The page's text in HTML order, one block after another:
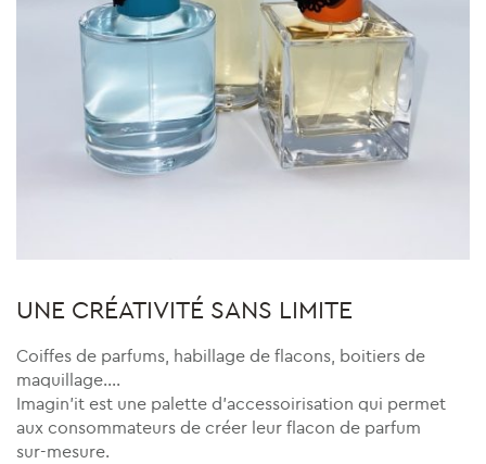
UNE CRÉATIVITÉ SANS LIMITE
Coiffes de parfums, habillage de flacons, boitiers de
maquillage….
Imagin’it est une palette d’accessoirisation qui permet
aux consommateurs de créer leur flacon de parfum
sur-mesure.